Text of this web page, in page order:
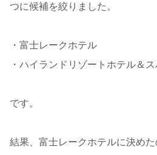
つに候補を絞りました。
・富士レークホテル
・ハイランドリゾートホテル＆
です。
結果、富士レークホテルに決め